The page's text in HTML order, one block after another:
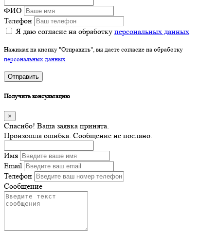
ФИО
Телефон
Я даю согласие на обработку персональных данных
Нажимая на кнопку "Отправить", вы даете согласие на обработку
персональных данных
Отправить
Получить консультацию
×
Спасибо! Ваша заявка принята.
Произошла ошибка. Сообщение не послано.
Имя
Email
Телефон
Сообщение